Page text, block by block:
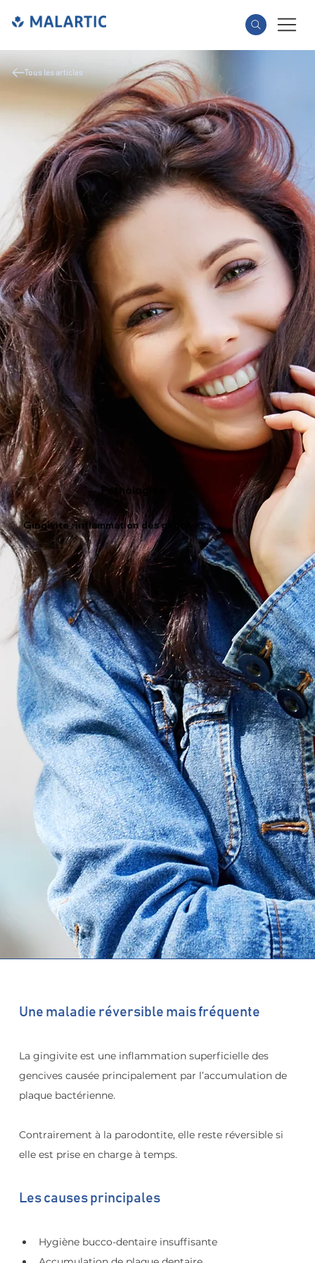
Pathologies
Gingivite : inflammation des gencives
Tous les articles
Une maladie réversible mais fréquente
La gingivite est une inflammation superficielle des
gencives causée principalement par l’accumulation de
plaque bactérienne.
Contrairement à la parodontite, elle reste réversible si
elle est prise en charge à temps.
Les causes principales
Hygiène bucco-dentaire insuffisante